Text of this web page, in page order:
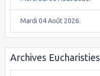
Mardi 04 Août 2026.
Archives Eucharisties